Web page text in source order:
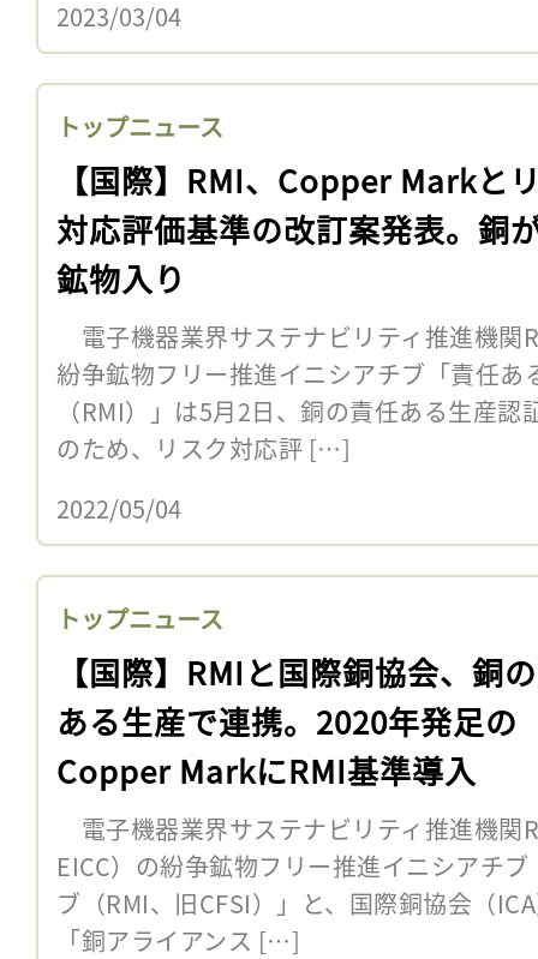
2023/03/04
トップニュース
【国際】RMI、Copper Markと
対応評価基準の改訂案発表。銅
鉱物入り
電子機器業界サステナビリティ推進機関
紛争鉱物フリー推進イニシアチブ「責任あ
（RMI）」は5月2日、銅の責任ある生産
のため、リスク対応評 […]
2022/05/04
トップニュース
【国際】RMIと国際銅協会、銅
ある生産で連携。2020年発足の
Copper MarkにRMI基準導入
電子機器業界サステナビリティ推進機関
EICC）の紛争鉱物フリー推進イニシアチ
ブ（RMI、旧CFSI）」と、国際銅協会（
「銅アライアンス […]